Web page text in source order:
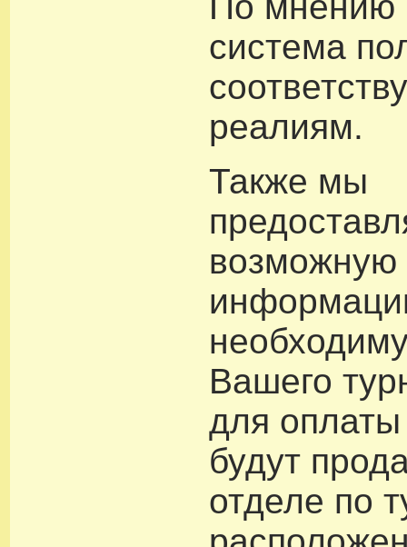
система
реалиям.
Также мы
возможную
Вашего
для оплаты
будут
отделе по